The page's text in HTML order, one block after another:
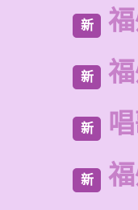
新
新
新
新